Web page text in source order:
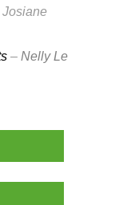
Josiane
– Nelly Le